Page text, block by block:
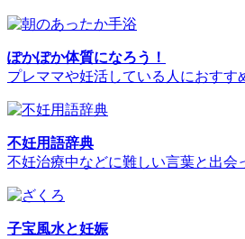
ぽかぽか体質になろう！
プレママや妊活している人におすす
不妊用語辞典
不妊治療中などに難しい言葉と出会
子宝風水と妊娠